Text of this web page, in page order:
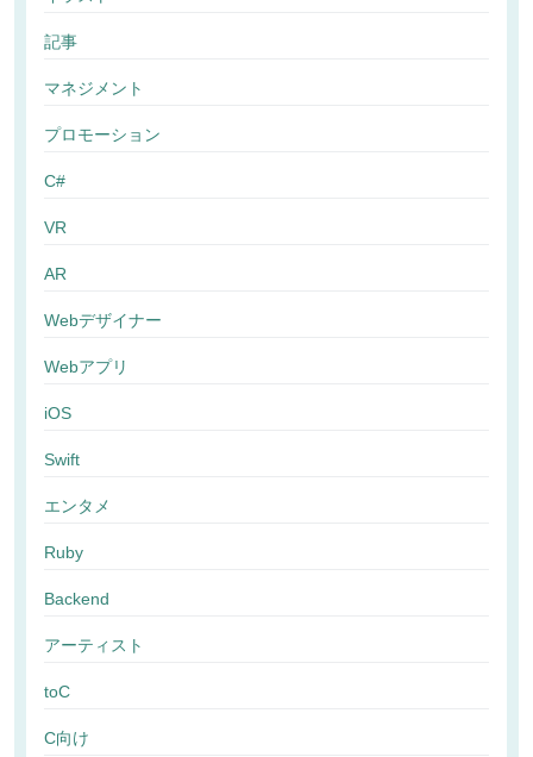
記事
マネジメント
プロモーション
C#
VR
AR
Webデザイナー
Webアプリ
iOS
Swift
エンタメ
Ruby
Backend
アーティスト
toC
C向け